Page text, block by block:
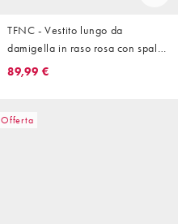
TFNC - Vestito lungo da
damigella in raso rosa con spalle
scivolate
89,99 €
Offerta